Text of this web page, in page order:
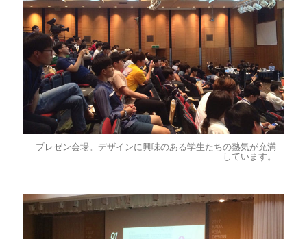
プレゼン会場。デザインに興味のある学生たちの熱気が充満
しています。